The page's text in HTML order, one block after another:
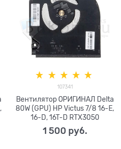
107341
Вентилятор ОРИГИНАЛ Delta
80W (GPU) HP Victus 7/8 16-E,
16-D, 16T-D RTX3050
RTX3060 ТРN-Q263 ТРN-
Q264 серии Sunon
1 500 руб.